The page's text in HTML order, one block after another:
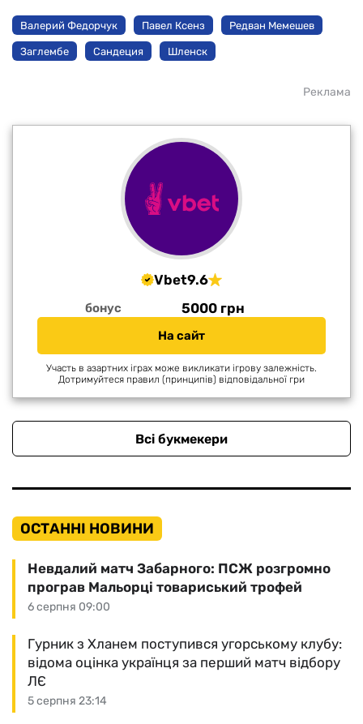
Валерий Федорчук Павел Ксенз Редван Мемешев
Заглембе Сандеция Шленск
Реклама
Vbet9.6
бонус 5000 грн
На сайт
Участь в азартних іграх може викликати ігрову залежність.
Дотримуйтеся правил (принципів) відповідальної гри
Всі букмекери
ОСТАННІ НОВИНИ
6 серпня 09:00
Невдалий матч Забарного: ПСЖ розгромно
програв Мальорці товариський трофей
5 серпня 23:14
Гурник з Хланем поступився угорському клубу:
відома оцінка українця за перший матч відбору
ЛЄ